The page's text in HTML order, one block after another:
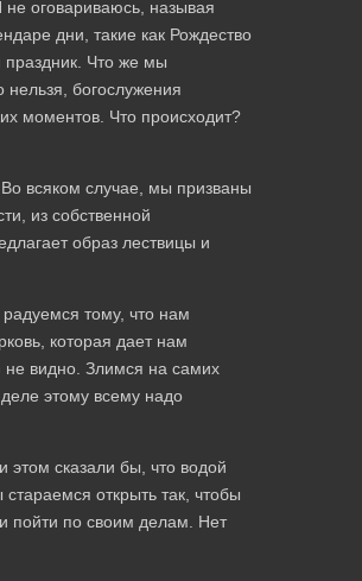
не оговариваюсь, называя
дни, такие как Рождество
Что же мы
нельзя, богослужения
моментов. Что происходит?
всяком случае, мы призваны
из собственной
образ лествицы и
тому, что нам
которая дает нам
видно. Злимся на самих
этому всему надо
сказали бы, что водой
открыть так, чтобы
пойти по своим делам. Нет